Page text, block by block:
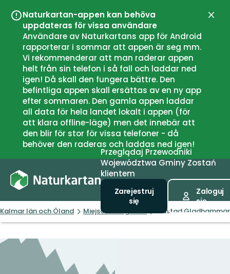
Naturkartan-appen kan behöva
uppdateras för vissa användare
Användare av Naturkartans app för Android
rapporterar i sommar att appen är seg mm.
Vi rekommenderar att man raderar appen
helt från sin telefon i så fall och laddar ned
igen! Då skall den fungera bättre. Den
befintliga appen skall ersättas av en ny app
efter sommaren. Den gamla appen laddar
all data för hela landet lokalt i appen (för
att klara offline-läge) men det innebär att
den blir för stor för vissa telefoner - då
behöver den raderas och laddas ned igen!
Przeglądaj Przewodniki
Województwa Gminy Zostań
klientem
Zarejestruj
się
Zaloguj
się
Kalmar län och Öland Miejsce na ognisko Eldstad